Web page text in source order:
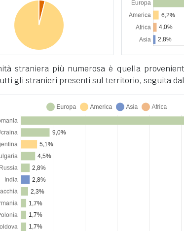
straniera più numerosa è quella
gli stranieri presenti sul territorio, seguita